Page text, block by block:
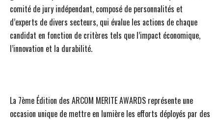
comité de jury indépendant, composé de personnalités et
d’experts de divers secteurs, qui évalue les actions de chaque
candidat en fonction de critères tels que l’impact économique,
l’innovation et la durabilité.
La 7ème Édition des ARCOM MERITE AWARDS représente une
occasion unique de mettre en lumière les efforts déployés par des